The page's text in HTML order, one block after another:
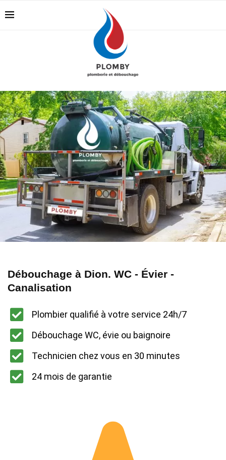
Débouchage à Dion. WC - Évier -
Canalisation
Plombier qualifié à votre service 24h/7
Débouchage WC, évie ou baignoire
Technicien chez vous en 30 minutes
24 mois de garantie